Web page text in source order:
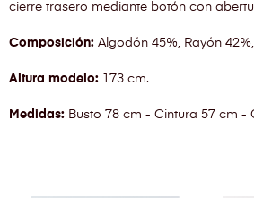
cierre trasero mediante botón con
Composición: Algodón 45%, Rayón
Altura modelo: 173 cm.
Medidas: Busto 78 cm - Cintura 57 cm -